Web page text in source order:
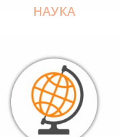
НАУКА